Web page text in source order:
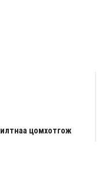
цомхотгож